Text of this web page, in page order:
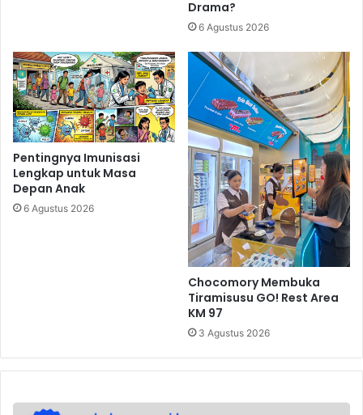
Drama?
6 Agustus 2026
Pentingnya Imunisasi
Lengkap untuk Masa
Depan Anak
6 Agustus 2026
Chocomory Membuka
Tiramisusu GO! Rest Area
KM 97
3 Agustus 2026